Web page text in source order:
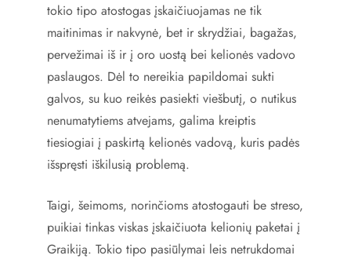
tokio tipo atostogas įskaičiuojamas ne tik
maitinimas ir nakvynė, bet ir skrydžiai, bagažas,
pervežimai iš ir į oro uostą bei kelionės vadovo
paslaugos. Dėl to nereikia papildomai sukti
galvos, su kuo reikės pasiekti viešbutį, o nutikus
nenumatytiems atvejams, galima kreiptis
tiesiogiai į paskirtą kelionės vadovą, kuris padės
išspręsti iškilusią problemą.
Taigi, šeimoms, norinčioms atostogauti be streso,
puikiai tinkas viskas įskaičiuota kelionių paketai į
Graikiją. Tokio tipo pasiūlymai leis netrukdomai